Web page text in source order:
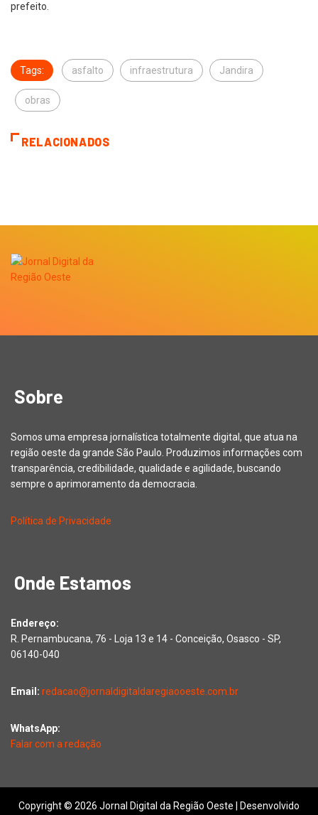
prefeito.
Tags: asfalto infraestrutura Jandira
obras
RELACIONADOS
Sobre
Somos uma empresa jornalística totalmente digital, que atua na
região oeste da grande São Paulo. Produzimos informações com
transparência, credibilidade, qualidade e agilidade, buscando
sempre o aprimoramento da democracia.
Política de Privacidade
Onde Estamos
Endereço:
R. Pernambucana, 76 - Loja 13 e 14 - Conceição, Osasco - SP,
06140-040
Email: redacao@jornaldigitaldaregiaooeste.com.br
WhatsApp:
Falar com a redação
Copyright © 2026 Jornal Digital da Região Oeste | Desenvolvido